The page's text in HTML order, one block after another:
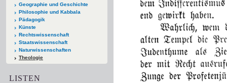
Geographie und Geschichte
Philosophie und Kabbala
Pädagogik
Künste
Rechtswissenschaft
Staatswissenschaft
Naturwissenschaften
Theologie
LISTEN